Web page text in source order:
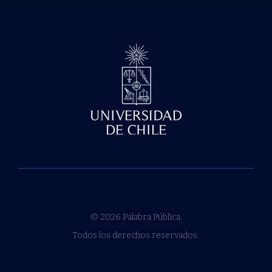
© 2026 Palabra Pública.
Todos los derechos reservados.